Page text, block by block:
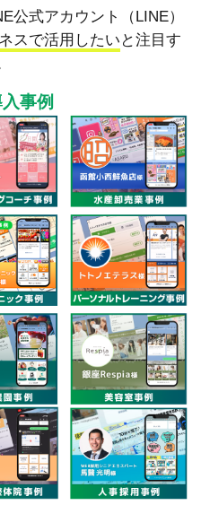
公式アカウント（LINE）
スで活用したい と注目す
事例